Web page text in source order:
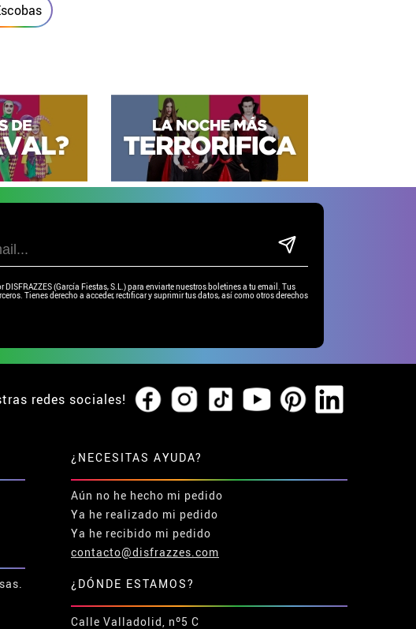
DISFRAZZES (García Fiestas, S.L.) para enviarte nuestros boletines a tu email. Tus
Tienes derecho a acceder, rectificar y suprimir tus datos, así como otros derechos
redes sociales!
¿NECESITAS AYUDA?
Aún no he hecho mi pedido
Ya he realizado mi pedido
Ya he recibido mi pedido
contacto@disfrazzes.com
¿DÓNDE ESTAMOS?
Calle Valladolid, nº5 C